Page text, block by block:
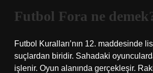
Futbol Fora ne
Futbol Kuralları’nın 12. maddesinde
suçlardan biridir. Sahadaki
işlenir. Oyun alanında gerçekleşir.